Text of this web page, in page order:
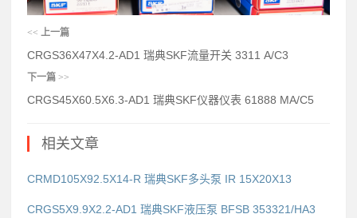
<< 上一篇
CRGS36X47X4.2-AD1 瑞典SKF流量开关 3311 A/C3
下一篇 >>
CRGS45X60.5X6.3-AD1 瑞典SKF仪器仪表 61888 MA/C5
相关文章
CRMD105X92.5X14-R 瑞典SKF多头泵 IR 15X20X13
CRGS5X9.9X2.2-AD1 瑞典SKF液压泵 BFSB 353321/HA3